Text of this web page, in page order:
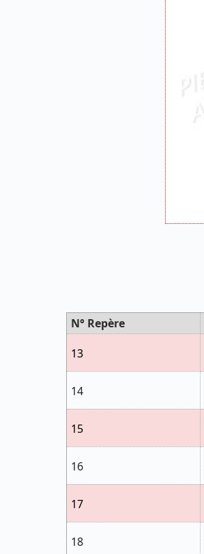
N° Repère
13
14
15
16
17
18